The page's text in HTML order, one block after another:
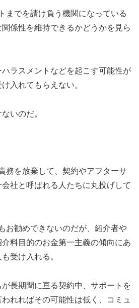
までを請け負う機関になっている
係性を維持できるかどうかを見ら
ラスメントなどを起こす可能性が
入れてもらえない。
いのだ。
務を放棄して、契約やアフターサ
社と呼ばれる人たちに丸投げして
お勧めできないのだが、紹介者や
料目的のお金第一主義の傾向にあ
受け入れる。
長期間に亘る契約中、サポートを
れればその可能性は低く、コミュ